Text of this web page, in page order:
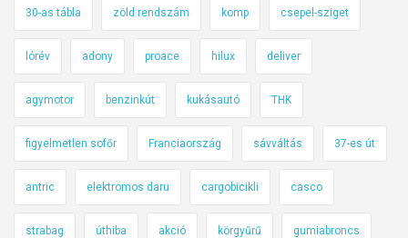
30-as tábla zöld rendszám komp csepel-sziget
lórév adony proace hilux deliver
agymotor benzinkút kukásautó THK
figyelmetlen sofőr Franciaország sávváltás 37-es út
antric elektromos daru cargobicikli casco
strabag úthiba akció körgyűrű gumiabroncs